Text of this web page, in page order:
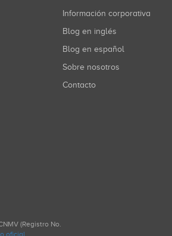
Información corporativa
Blog en inglés
Blog en español
Sobre nosotros
Contacto
(Registro No.
oficial